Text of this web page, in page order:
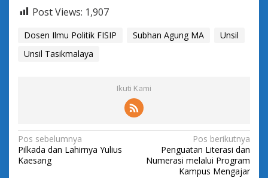
Post Views: 1,907
Dosen Ilmu Politik FISIP Subhan Agung MA
Unsil
Unsil Tasikmalaya
Ikuti Kami
N
a
Pos sebelumnya
Pilkada dan Lahirnya Yulius
Kaesang
Pos berikutnya
Penguatan Literasi dan
Numerasi melalui Program
Kampus Mengajar